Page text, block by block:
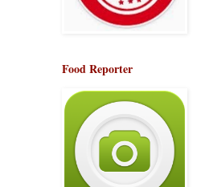
Food Reporter